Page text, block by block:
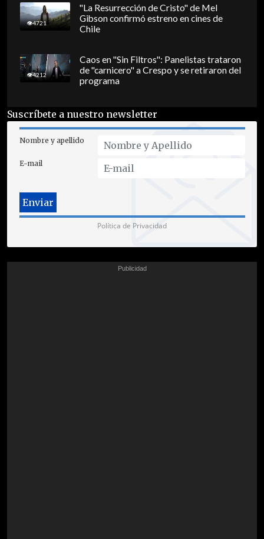
4721
"La Resurrección de Cristo" de Mel
Gibson confirmó estreno en cines de
Chile
4212
Caos en "Sin Filtros": Panelistas trataron
de "carnicero" a Crespo y se retiraron del
programa
Suscríbete a nuestro newsletter
Nombre y apellido
E-mail
Política de Privacidad